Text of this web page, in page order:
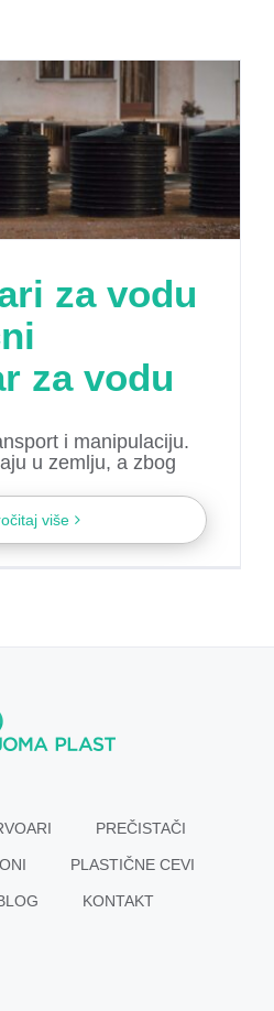
za vodu
za vodu
i manipulaciju.
u zemlju, a zbog
više
PREČISTAČI
PLASTIČNE CEVI
KONTAKT